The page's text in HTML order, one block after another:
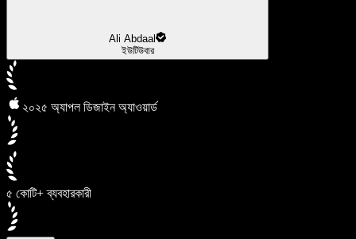
Ali Abdaal
ইউটিউবার
২০২৫ অ্যাপল ডিজাইন অ্যাওয়ার্ড
৫ কোটি+ ব্যবহারকারী